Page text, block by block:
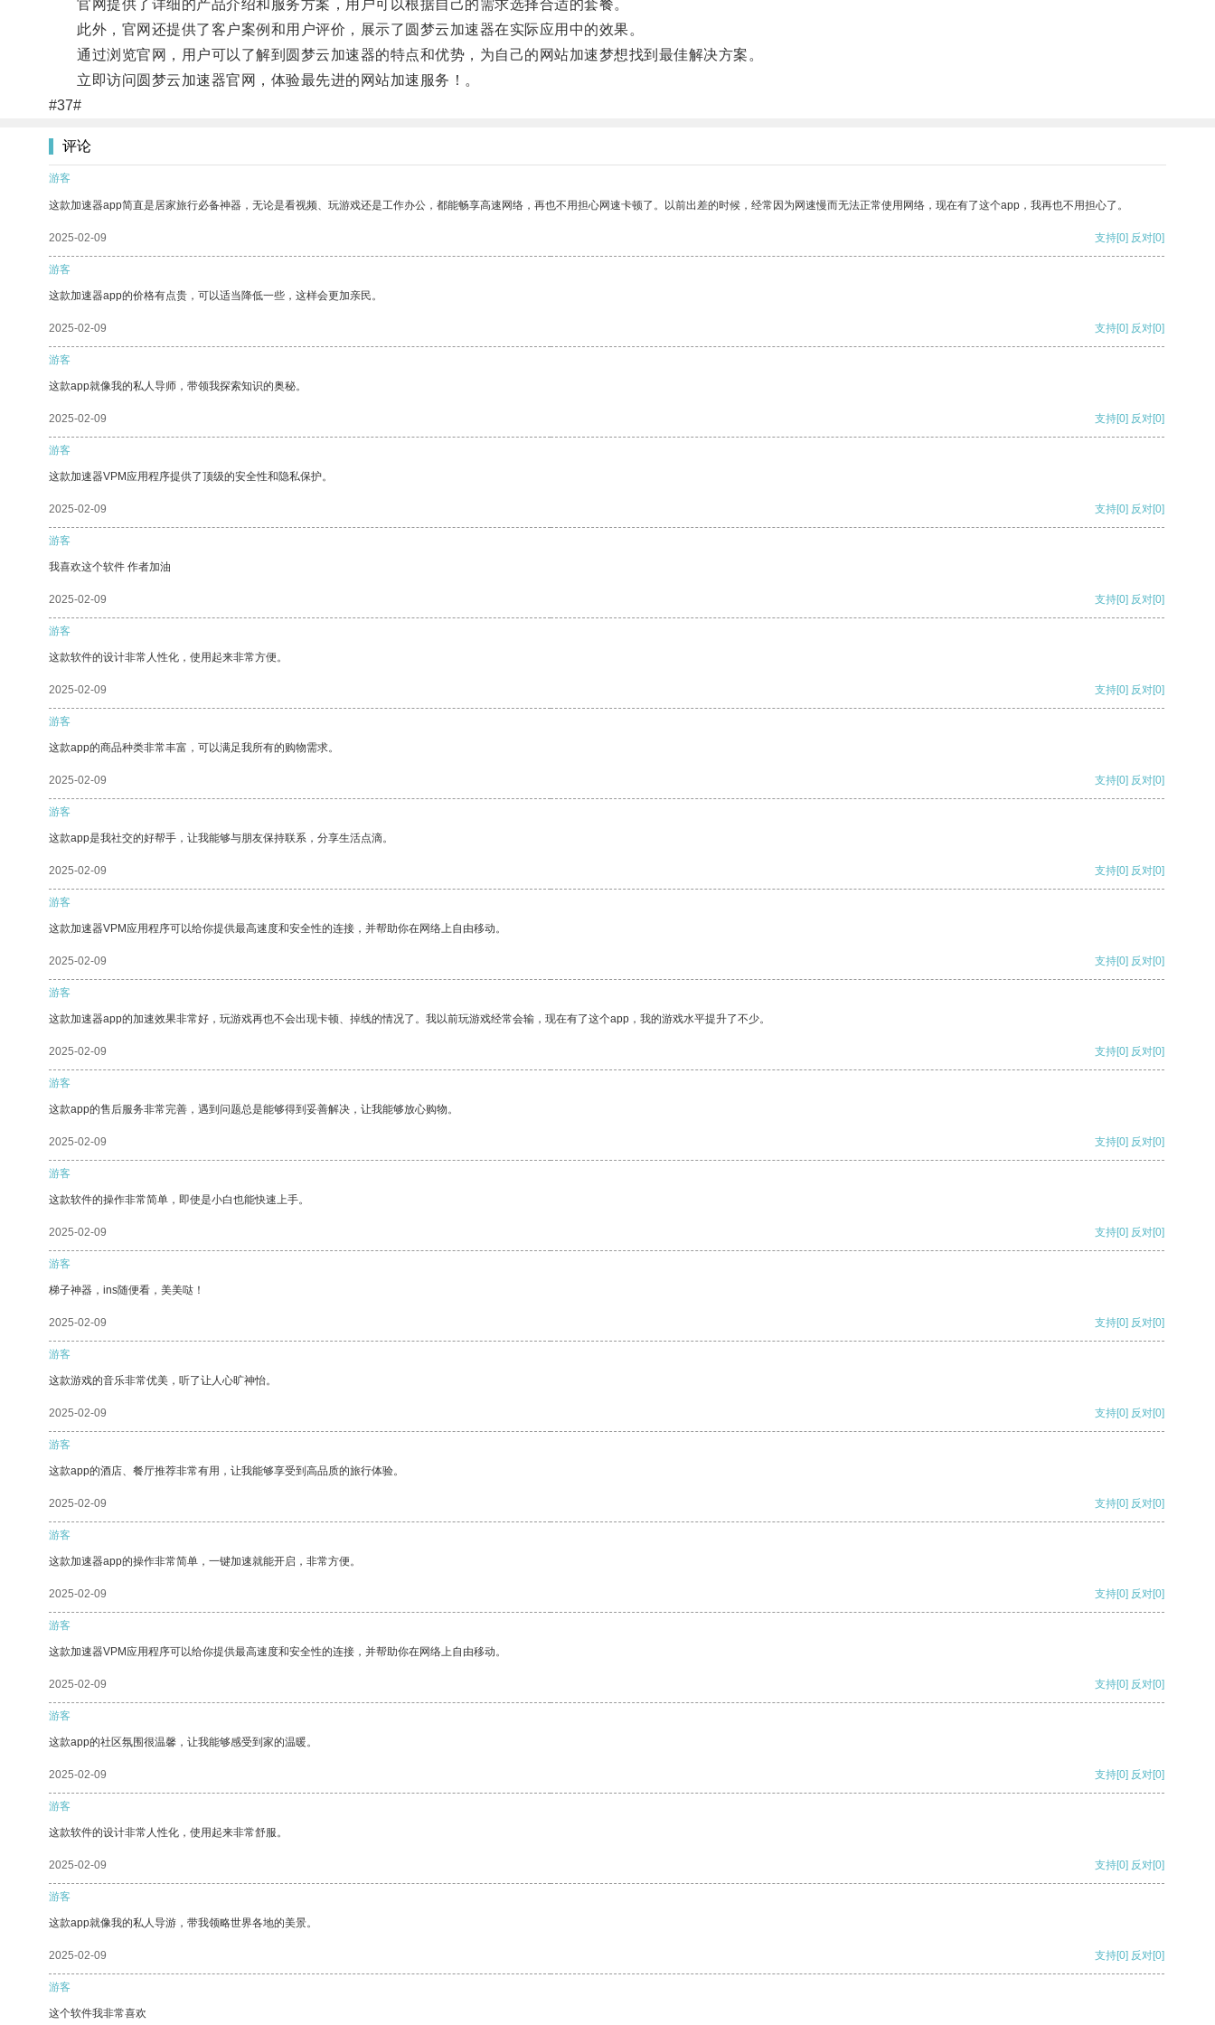
官网提供了详细的产品介绍和服务方案，用户可以根据自己的需求选择合适的套餐。
此外，官网还提供了客户案例和用户评价，展示了圆梦云加速器在实际应用中的效果。
通过浏览官网，用户可以了解到圆梦云加速器的特点和优势，为自己的网站加速梦想找到最佳解决方案。
立即访问圆梦云加速器官网，体验最先进的网站加速服务！。
#37#
评论
游客
这款加速器app简直是居家旅行必备神器，无论是看视频、玩游戏还是工作办公，都能畅享高速网络，再也不用担心网速卡顿了。以前出差的时候，经常因为网速慢而无法正常使用网络，现在有了这个app，我再也不用担心了。
2025-02-09 支持[0] 反对[0]
游客
这款加速器app的价格有点贵，可以适当降低一些，这样会更加亲民。
2025-02-09 支持[0] 反对[0]
游客
这款app就像我的私人导师，带领我探索知识的奥秘。
2025-02-09 支持[0] 反对[0]
游客
这款加速器VPM应用程序提供了顶级的安全性和隐私保护。
2025-02-09 支持[0] 反对[0]
游客
我喜欢这个软件 作者加油
2025-02-09 支持[0] 反对[0]
游客
这款软件的设计非常人性化，使用起来非常方便。
2025-02-09 支持[0] 反对[0]
游客
这款app的商品种类非常丰富，可以满足我所有的购物需求。
2025-02-09 支持[0] 反对[0]
游客
这款app是我社交的好帮手，让我能够与朋友保持联系，分享生活点滴。
2025-02-09 支持[0] 反对[0]
游客
这款加速器VPM应用程序可以给你提供最高速度和安全性的连接，并帮助你在网络上自由移动。
2025-02-09 支持[0] 反对[0]
游客
这款加速器app的加速效果非常好，玩游戏再也不会出现卡顿、掉线的情况了。我以前玩游戏经常会输，现在有了这个app，我的游戏水平提升了不少。
2025-02-09 支持[0] 反对[0]
游客
这款app的售后服务非常完善，遇到问题总是能够得到妥善解决，让我能够放心购物。
2025-02-09 支持[0] 反对[0]
游客
这款软件的操作非常简单，即使是小白也能快速上手。
2025-02-09 支持[0] 反对[0]
游客
梯子神器，ins随便看，美美哒！
2025-02-09 支持[0] 反对[0]
游客
这款游戏的音乐非常优美，听了让人心旷神怡。
2025-02-09 支持[0] 反对[0]
游客
这款app的酒店、餐厅推荐非常有用，让我能够享受到高品质的旅行体验。
2025-02-09 支持[0] 反对[0]
游客
这款加速器app的操作非常简单，一键加速就能开启，非常方便。
2025-02-09 支持[0] 反对[0]
游客
这款加速器VPM应用程序可以给你提供最高速度和安全性的连接，并帮助你在网络上自由移动。
2025-02-09 支持[0] 反对[0]
游客
这款app的社区氛围很温馨，让我能够感受到家的温暖。
2025-02-09 支持[0] 反对[0]
游客
这款软件的设计非常人性化，使用起来非常舒服。
2025-02-09 支持[0] 反对[0]
游客
这款app就像我的私人导游，带我领略世界各地的美景。
2025-02-09 支持[0] 反对[0]
游客
这个软件我非常喜欢